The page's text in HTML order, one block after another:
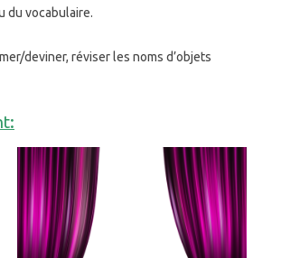
du vocabulaire.
deviner, réviser les noms d’objets